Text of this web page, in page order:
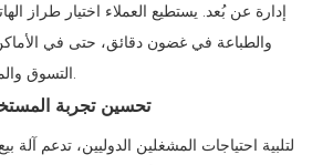
إدارة عن بُعد. يستطيع العملاء اختيار طراز
والطباعة في غضون دقائق، حتى في
التسوق والمطارات ومحطات النقل.
تحسين تجربة
لتلبية احتياجات المشغلين الدوليين، تدعم آلة